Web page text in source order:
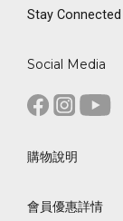
Stay Connected
Social Media
購物說明
會員優惠詳情